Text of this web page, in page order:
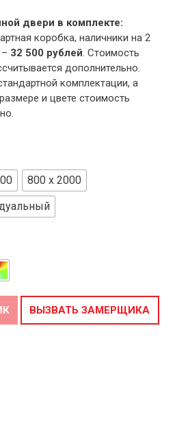
двери в комплекте:
коробка, наличники на 2
32 500 рублей . Стоимость
дополнительно.
комплектации, а
и цвете стоимость
800 x 2000
ВЫЗВАТЬ ЗАМЕРЩИКА